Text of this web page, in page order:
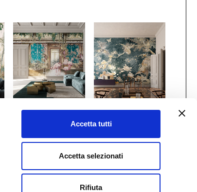
Accetta tutti
Accetta selezionati
Rifiuta
Romance
Gio Bressana x
Inkiostro Bianco
Madame Coco